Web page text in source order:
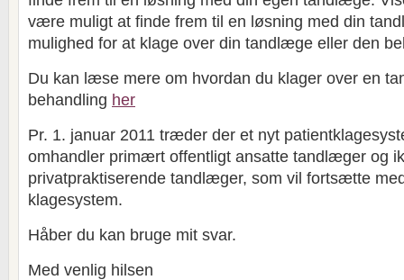
være muligt at finde frem til en løsning med din
mulighed for at klage over din tandlæge eller den
Du kan læse mere om hvordan du klager over en
behandling her
Pr. 1. januar 2011 træder der et nyt
omhandler primært offentligt ansatte tandlæger og
privatpraktiserende tandlæger, som vil fortsætte
klagesystem.
Håber du kan bruge mit svar.
Med venlig hilsen